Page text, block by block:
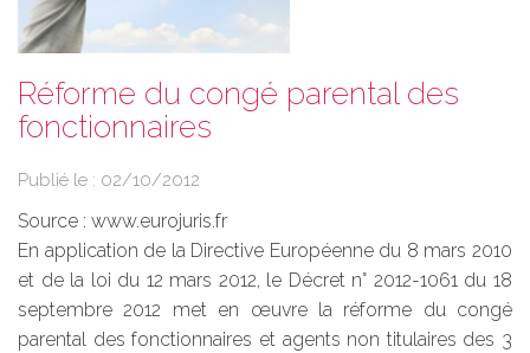
Réforme du congé parental des
fonctionnaires
Publié le : 02/10/2012
Source : www.eurojuris.fr
En application de la Directive Européenne du 8 mars 2010
et de la loi du 12 mars 2012, le Décret n° 2012-1061 du 18
septembre 2012 met en œuvre la réforme du congé
parental des fonctionnaires et agents non titulaires des 3